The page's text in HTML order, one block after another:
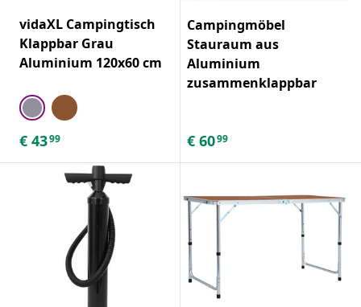
vidaXL Campingtisch
Klappbar Grau
Aluminium 120x60 cm
€ 4399
Campingmöbel
Stauraum aus
Aluminium
zusammenklappbar
€ 6099